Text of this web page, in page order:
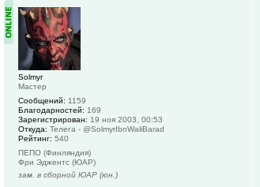
Solmyr
Мастер
Сообщений: 1159
Благодарностей: 169
Зарегистрирован: 19 ноя 2003, 00:53
Откуда: Телега - @SolmyrIbnWaliBarad
Рейтинг: 540
ПЕПО (Финляндия)
Фри Эджентс (ЮАР)
зам. в сборной ЮАР (юн.)